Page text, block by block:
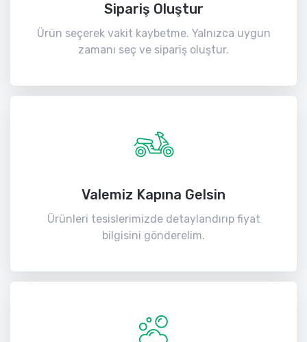
Sipariş Oluştur
Ürün seçerek vakit kaybetme. Yalnızca uygun
zamanı seç ve sipariş oluştur.
Valemiz Kapına Gelsin
Ürünleri tesislerimizde detaylandırıp fiyat
bilgisini gönderelim.